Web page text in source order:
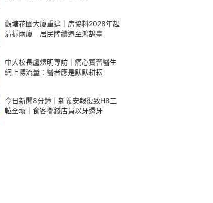
觀塘花園大廈重建｜房協料2028年起
清拆兩廈 居民陸續遷至鴻鵠臺
中大校長盧煜明專訪｜痛心實習醫生
網上博流量：醫者應是默默耕耘
今日新聞8分鐘｜新義安報復致H8三
𨋢全壞｜食客擲錢店員以牙還牙